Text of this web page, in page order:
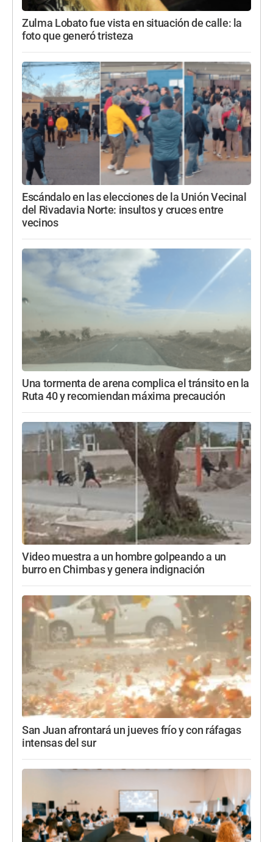
Zulma Lobato fue vista en situación de calle: la
foto que generó tristeza
Escándalo en las elecciones de la Unión Vecinal
del Rivadavia Norte: insultos y cruces entre
vecinos
Una tormenta de arena complica el tránsito en la
Ruta 40 y recomiendan máxima precaución
Video muestra a un hombre golpeando a un
burro en Chimbas y genera indignación
San Juan afrontará un jueves frío y con ráfagas
intensas del sur